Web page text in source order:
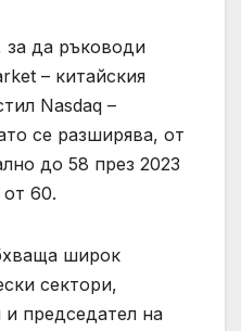
за да ръководи
– китайския
Nasdaq –
се разширява, от
до 58 през 2023
от 60.
широк
сектори,
председател на